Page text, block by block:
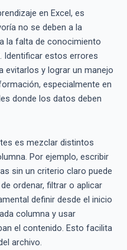
en Excel, es
no se deben a la
la falta de conocimiento
Identificar estos errores
evitarlos y lograr un manejo
especialmente en
donde los datos deben
es mezclar distintos
Por ejemplo, escribir
sin un criterio claro puede
ordenar, filtrar o aplicar
definir desde el inicio
columna y usar
el contenido. Esto facilita
archivo.